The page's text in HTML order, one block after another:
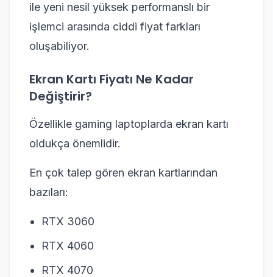
ile yeni nesil yüksek performanslı bir
işlemci arasında ciddi fiyat farkları
oluşabiliyor.
Ekran Kartı Fiyatı Ne Kadar
Değiştirir?
Özellikle gaming laptoplarda ekran kartı
oldukça önemlidir.
En çok talep gören ekran kartlarından
bazıları:
RTX 3060
RTX 4060
RTX 4070